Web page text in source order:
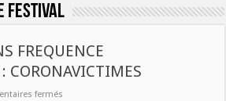
festival
FREQUENCE
CORONAVICTIMES
fermés